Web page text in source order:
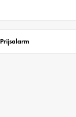
Prijsalarm